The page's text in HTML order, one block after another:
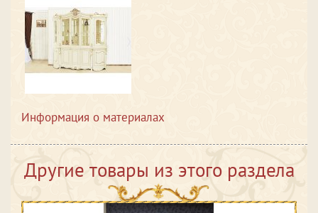
Информация о материалах
Другие товары из этого раздела